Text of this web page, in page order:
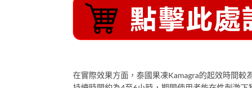
在實際效果方面，泰國果凍Kamagra的起效時間